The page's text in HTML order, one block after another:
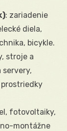
: zariadenie
diela,
bicykle.
stroje a
servery,
fotovoltaiky,
montážne